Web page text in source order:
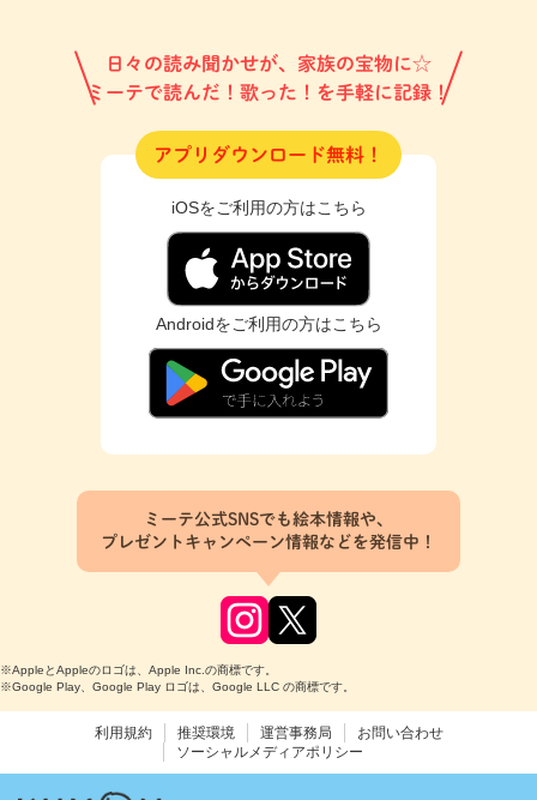
日々の読み聞かせが、家族の宝物に☆
ミーテで読んだ！歌った！を手軽に記録！
アプリダウンロード無料！
iOSをご利用の方はこちら
Androidをご利用の方はこちら
ミーテ公式SNSでも絵本情報や、
プレゼントキャンペーン情報などを発信中！
※AppleとAppleのロゴは、Apple Inc.の商標です。
※Google Play、Google Play ロゴは、Google LLC の商標です。
利用規約 推奨環境 運営事務局
お問い合わせ
ソーシャルメディアポリシー